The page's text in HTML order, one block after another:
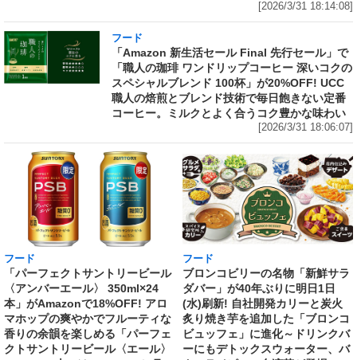
[2026/3/31 18:14:08]
フード
「Amazon 新生活セール Final 先行セール」で
「職人の珈琲 ワンドリップコーヒー 深いコクの
スペシャルブレンド 100杯」が20%OFF! UCC
職人の焙煎とブレンド技術で毎日飽きない定番
コーヒー。ミルクとよく合うコク豊かな味わい
[2026/3/31 18:06:07]
フード
「パーフェクトサントリービール
〈アンバーエール〉 350ml×24
本」がAmazonで18%OFF! アロ
マホップの爽やかでフルーティな
香りの余韻を楽しめる「パーフェ
クトサントリービール〈エール〉
フード
ブロンコビリーの名物「新鮮サラ
ダバー」が40年ぶりに明日1日
(水)刷新! 自社開発カリーと炭火
炙り焼き芋を追加した「ブロンコ
ビュッフェ」に進化～ドリンクバ
ーにもデトックスウォーター、バ